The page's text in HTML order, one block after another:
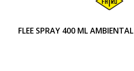
FLEE SPRAY 400 ML AMBIENTAL